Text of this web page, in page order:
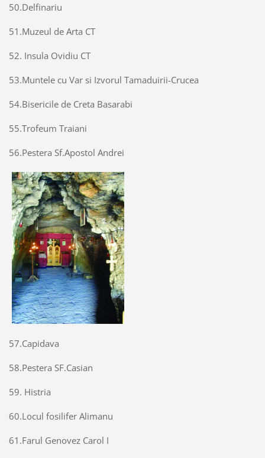
50.Delfinariu
51.Muzeul de Arta CT
52. Insula Ovidiu CT
53.Muntele cu Var si Izvorul Tamaduirii-Crucea
54.Bisericile de Creta Basarabi
55.Trofeum Traiani
56.Pestera Sf.Apostol Andrei
57.Capidava
58.Pestera SF.Casian
59. Histria
60.Locul fosilifer Alimanu
61.Farul Genovez Carol I